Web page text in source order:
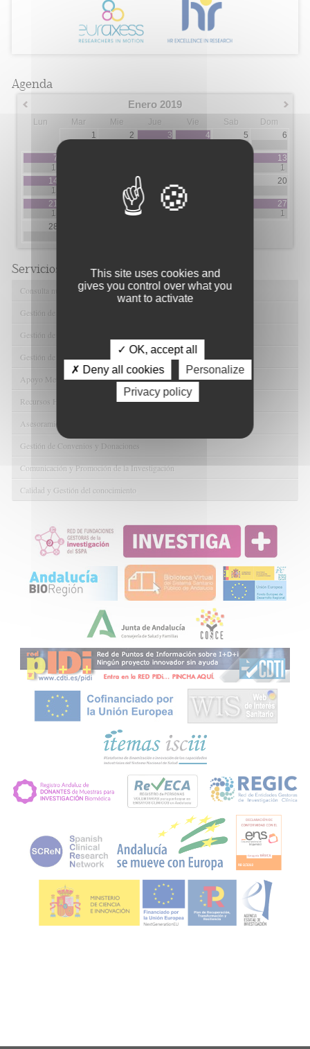
Agenda
Enero 2019
Lun Mar Mie Jue Vie Sab
Dom
1
2
3
4
5 6
7
1
13
1
14
1
3
1
20
21
1
23
1
24
3
27
1
28
Servicios de FIBAO
Consulta nuestras Ofertas Tecnológicas
Gestión de Ensayos Clínicos y Estudios Observacionales
Gestión de la Innovación y la Transferencia Tecnológica
Gestión de Ayudas y Oportunidad de Financiación
Apoyo Metodológico y/o Estadístico
Recursos Humanos
Asesoramiento y Gestión Económica-Administrativa
Gestión de Convenios y Donaciones
Comunicación y Promoción de la Investigación
Calidad y Gestión del conocimiento
This site uses cookies and
gives you control over what you
want to activate
✓ OK, accept all
✗ Deny all cookies
Personalize
Privacy policy